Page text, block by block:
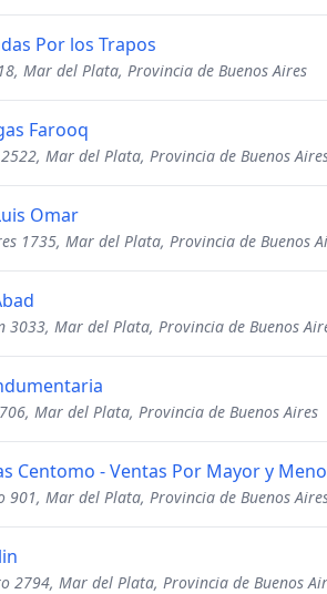
Por los Trapos
Mar del Plata, Provincia de Buenos Aires
Farooq
Mar del Plata, Provincia de Buenos
Omar
1735, Mar del Plata, Provincia de Buenos
3033, Mar del Plata, Provincia de Buenos
Mar del Plata, Provincia de Buenos Aires
Centomo - Ventas Por Mayor y
901, Mar del Plata, Provincia de Buenos
2794, Mar del Plata, Provincia de Buenos